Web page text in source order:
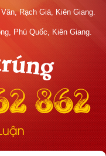
Rạch Giá, Kiên Giang.
Phú Quốc, Kiên Giang.